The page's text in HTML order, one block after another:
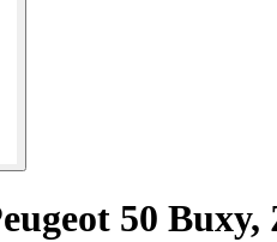
50